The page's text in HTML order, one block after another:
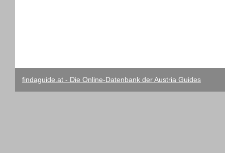
findaguide.at - Die Online-Datenbank der Austria Guides